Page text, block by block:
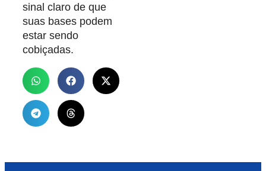
sinal claro de que
suas bases podem
estar sendo
cobiçadas.